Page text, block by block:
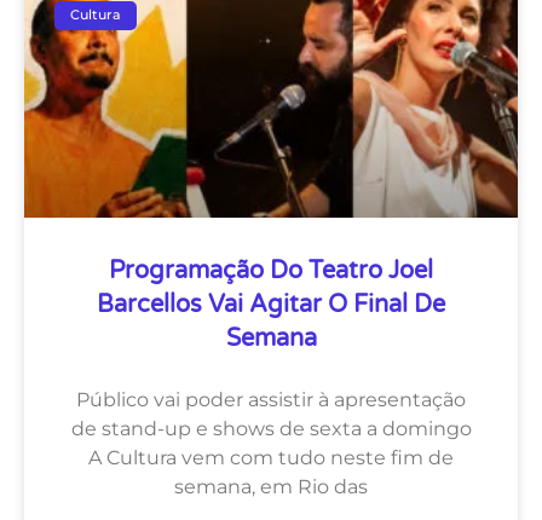
Cultura
Programação Do Teatro Joel
Barcellos Vai Agitar O Final De
Semana
Público vai poder assistir à apresentação
de stand-up e shows de sexta a domingo
A Cultura vem com tudo neste fim de
semana, em Rio das